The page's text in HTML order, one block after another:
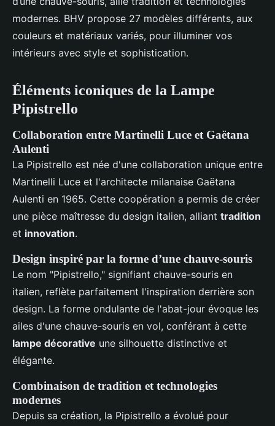
modernes. BHV propose 27 modèles différents, aux
couleurs et matériaux variés, pour illuminer vos
intérieurs avec style et sophistication.
Éléments iconiques de la Lampe
Pipistrello
Collaboration entre Martinelli Luce et Gaëtana
Aulenti
La Pipistrello est née d'une collaboration unique entre
Martinelli Luce et l'architecte milanaise Gaëtana
Aulenti en 1965. Cette coopération a permis de créer
une pièce maîtresse du design italien, alliant tradition
et innovation.
Design inspiré par la forme d’une chauve-souris
Le nom "Pipistrello," signifiant chauve-souris en
italien, reflète parfaitement l'inspiration derrière son
design. La forme ondulante de l'abat-jour évoque les
ailes d'une chauve-souris en vol, conférant à cette
lampe décorative une silhouette distinctive et
élégante.
Combinaison de tradition et technologies
modernes
Depuis sa création, la Pipistrello a évolué pour